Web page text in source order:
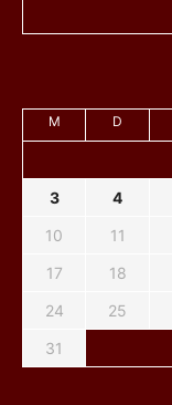
M D
3
4
10
11
17
18
24
25
31